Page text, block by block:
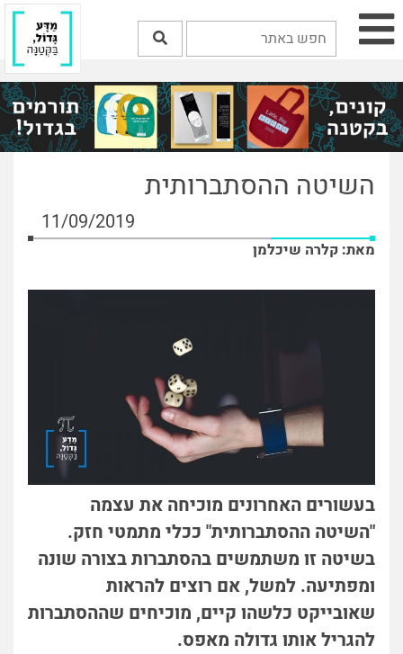
השיטה ההסתברותית
11/09/2019
מאת: קלרה שיכלמן
בעשורים האחרונים מוכיחה את עצמה
"השיטה ההסתברותית" ככלי מתמטי חזק.
בשיטה זו משתמשים בהסתברות בצורה שונה
ומפתיעה. למשל, אם רוצים להראות
שאובייקט כלשהו קיים, מוכיחים שההסתברות
להגריל אותו גדולה מאפס.